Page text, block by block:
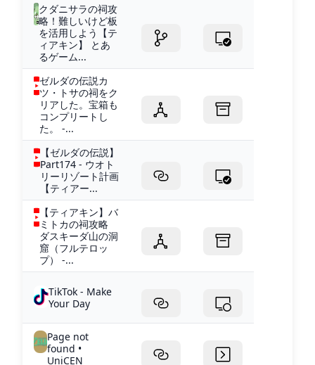
クダニサラの祠攻
略！難しいけど板
を活用しよう【テ
ィアキン】 とあ
るゲーム...
ゼルダの伝説カ
ツ・トサの祠をク
リアした。宝箱も
コンプリートし
た。 -...
【ゼルダの伝説】
Part174 - ウオト
リーリゾート計画
【ティアー...
【ティアキン】バ
ミトカの祠攻略
ダスキーダ山の洞
窟（フルテロッ
プ） -...
TikTok - Make
Your Day
Page not
found •
UniCEN